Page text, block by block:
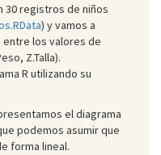
30 registros de niños
) y vamos a
los valores de
Z.Talla).
R utilizando su
el diagrama
podemos asumir que
forma lineal.